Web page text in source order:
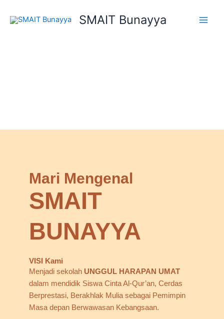
SMAIT Bunayya
Mari Mengenal
SMAIT
BUNAYYA
VISI Kami
Menjadi sekolah UNGGUL HARAPAN UMAT
dalam mendidik Siswa Cinta Al-Qur’an, Cerdas
Berprestasi, Berakhlak Mulia sebagai Pemimpin
Masa depan Berwawasan Kebangsaan.